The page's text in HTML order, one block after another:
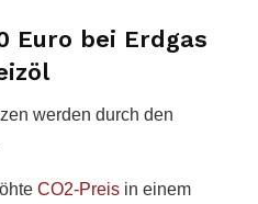
Euro bei Erdgas
werden durch den
CO2-Preis in einem